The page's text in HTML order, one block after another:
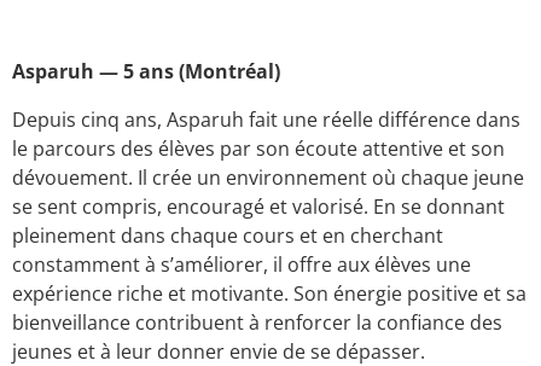
Asparuh — 5 ans (Montréal)
Depuis cinq ans, Asparuh fait une réelle différence dans
le parcours des élèves par son écoute attentive et son
dévouement. Il crée un environnement où chaque jeune
se sent compris, encouragé et valorisé. En se donnant
pleinement dans chaque cours et en cherchant
constamment à s’améliorer, il offre aux élèves une
expérience riche et motivante. Son énergie positive et sa
bienveillance contribuent à renforcer la confiance des
jeunes et à leur donner envie de se dépasser.